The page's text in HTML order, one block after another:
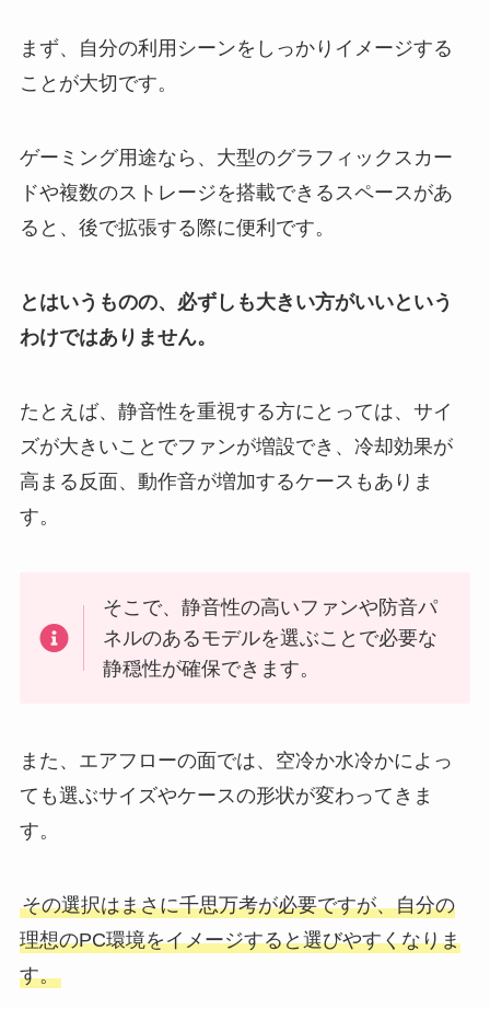
まず、自分の利用シーンをしっかりイメージする
ことが大切です。
ゲーミング用途なら、大型のグラフィックスカー
ドや複数のストレージを搭載できるスペースがあ
ると、後で拡張する際に便利です。
とはいうものの、必ずしも大きい方がいいという
わけではありません。
たとえば、静音性を重視する方にとっては、サイ
ズが大きいことでファンが増設でき、冷却効果が
高まる反面、動作音が増加するケースもありま
す。
そこで、静音性の高いファンや防音パ
ネルのあるモデルを選ぶことで必要な
静穏性が確保できます。
また、エアフローの面では、空冷か水冷かによっ
ても選ぶサイズやケースの形状が変わってきま
す。
その選択はまさに千思万考が必要ですが、自分の
理想のPC環境をイメージすると選びやすくなりま
す。